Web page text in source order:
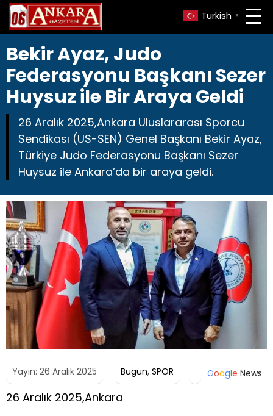
Turkish ▼
Bekir Ayaz, Judo
Federasyonu Başkanı Sezer
Huysuz ile Bir Araya Geldi
26 Aralık 2025,Ankara Uluslararası Sporcu
Sendikası (US-SEN) Genel Başkanı Bekir Ayaz,
Türkiye Judo Federasyonu Başkanı Sezer
Huysuz ile Ankara’da bir araya geldi.
Yayın: 26 Aralık 2025 Bugün, SPOR Google News
26 Aralık 2025,Ankara